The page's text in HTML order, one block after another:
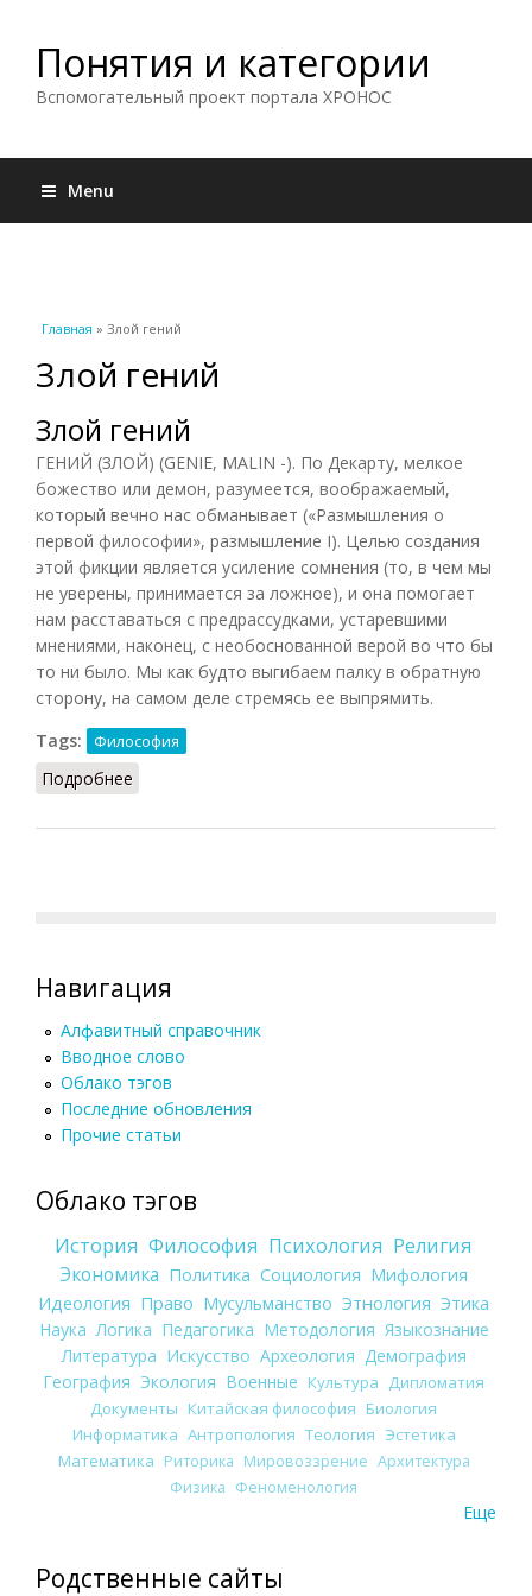
Понятия и категории
Вспомогательный проект портала ХРОНОС
Menu
Вы здесь
Главная » Злой гений
Злой гений
Злой гений
ГЕНИЙ (ЗЛОЙ) (GENIE, MALIN -). По Декарту, мелкое
божество или демон, разумеется, воображаемый,
который вечно нас обманывает («Размышления о
первой философии», размышление I). Целью создания
этой фикции является усиление сомнения (то, в чем мы
не уверены, принимается за ложное), и она помогает
нам расставаться с предрассудками, устаревшими
мнениями, наконец, с необоснованной верой во что бы
то ни было. Мы как будто выгибаем палку в обратную
сторону, на самом деле стремясь ее выпрямить.
Tags:
Философия
Подробнее
Навигация
Алфавитный справочник
Вводное слово
Облако тэгов
Последние обновления
Прочие статьи
Облако тэгов
История Философия Психология Религия
Экономика Политика Социология Мифология
Идеология Право Мусульманство Этнология Этика
Наука Логика Педагогика Методология Языкознание
Литература Искусство Археология Демография
География Экология Военные Культура
Дипломатия
Документы Китайская философия Биология
Информатика Антропология Теология Эстетика
Математика Риторика Мировоззрение Архитектура
Физика Феноменология
Еще
Родственные сайты